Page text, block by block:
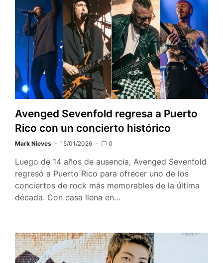
Avenged Sevenfold regresa a Puerto
Rico con un concierto histórico
Mark Nieves 15/01/2026 0
Luego de 14 años de ausencia, Avenged Sevenfold
regresó a Puerto Rico para ofrecer uno de los
conciertos de rock más memorables de la última
década. Con casa llena en…